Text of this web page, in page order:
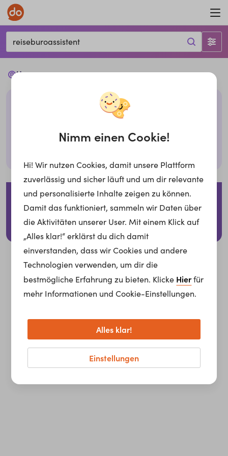
reiseburoassistent
Ups...
Leider haben wir keine passenden Jobs mit den
gegebenen Filtern. Bitte überprüfe deine Eingabe
oder probiere es mit anderen Filtern,
Impressum Datenschutzerklärung
Für Arbeitgeber
© 2026 whatchado GmbH.
Nimm einen Cookie!
Hi! Wir nutzen Cookies, damit unsere Plattform
zuverlässig und sicher läuft und um dir relevante
und personalisierte Inhalte zeigen zu können.
Damit das funktioniert, sammeln wir Daten über
die Aktivitäten unserer User. Mit einem Klick auf
„Alles klar!“ erklärst du dich damit
einverstanden, dass wir Cookies und andere
Technologien verwenden, um dir die
bestmögliche Erfahrung zu bieten. Klicke Hierfür
mehr Informationen und Cookie-Einstellungen.
Einstellungen
Alles klar!